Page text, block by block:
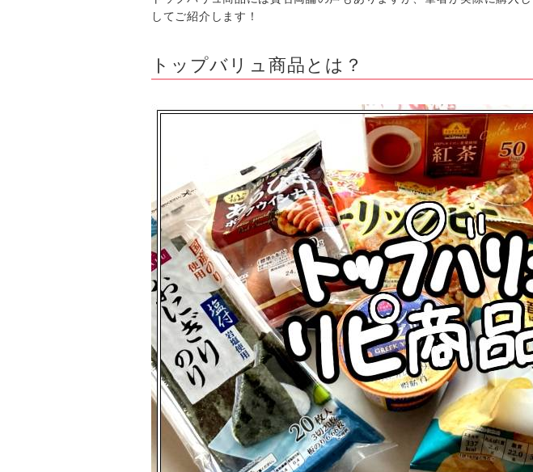
してご紹介します！
トップバリュ商品とは？